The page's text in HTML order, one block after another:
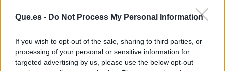
Que.es - Do Not Process My Personal Information
If you wish to opt-out of the sale, sharing to third parties, or
processing of your personal or sensitive information for
targeted advertising by us, please use the below opt-out
violencia"
tutela de la gallega
Biofabri